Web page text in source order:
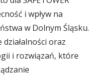
i wpływ na
w Dolnym Śląsku.
oraz
i rozwiązań, które